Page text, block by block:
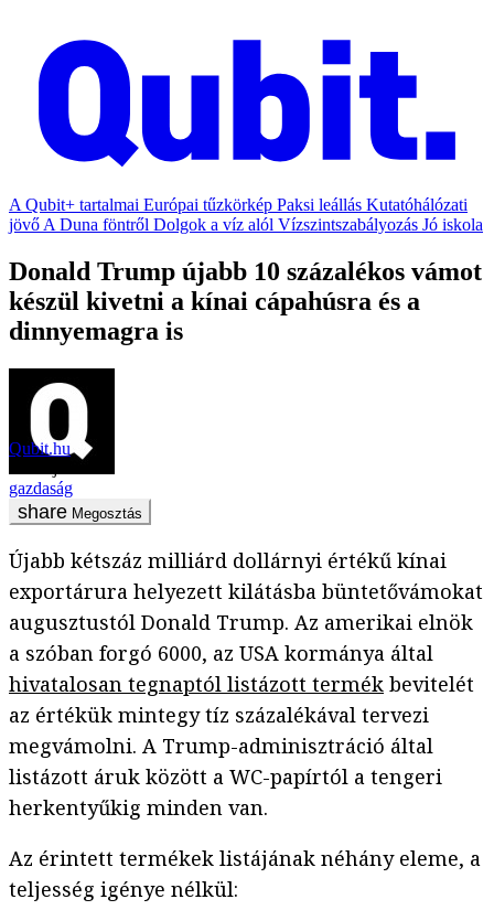
A Qubit+ tartalmai Európai tűzkörkép Paksi leállás Kutatóhálózati
jövő A Duna föntről Dolgok a víz alól Vízszintszabályozás Jó iskola
Donald Trump újabb 10 százalékos vámot
készül kivetni a kínai cápahúsra és a
dinnyemagra is
Qubit.hu
gazdaság
Megosztás
Újabb kétszáz milliárd dollárnyi értékű kínai
exportárura helyezett kilátásba büntetővámokat
augusztustól Donald Trump. Az amerikai elnök
a szóban forgó 6000, az USA kormánya által
hivatalosan tegnaptól listázott termék bevitelét
az értékük mintegy tíz százalékával tervezi
megvámolni. A Trump-adminisztráció által
listázott áruk között a WC-papírtól a tengeri
herkentyűkig minden van.
Az érintett termékek listájának néhány eleme, a
teljesség igénye nélkül: